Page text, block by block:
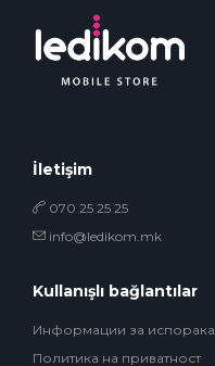
İletişim
070 25 25 25
info@ledikom.mk
Kullanışlı bağlantılar
Информации за испорака
Политика на приватност